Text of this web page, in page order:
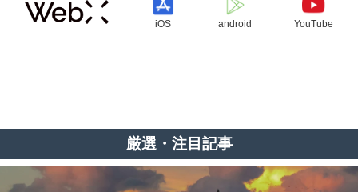
iOS android YouTube
厳選・注目記事